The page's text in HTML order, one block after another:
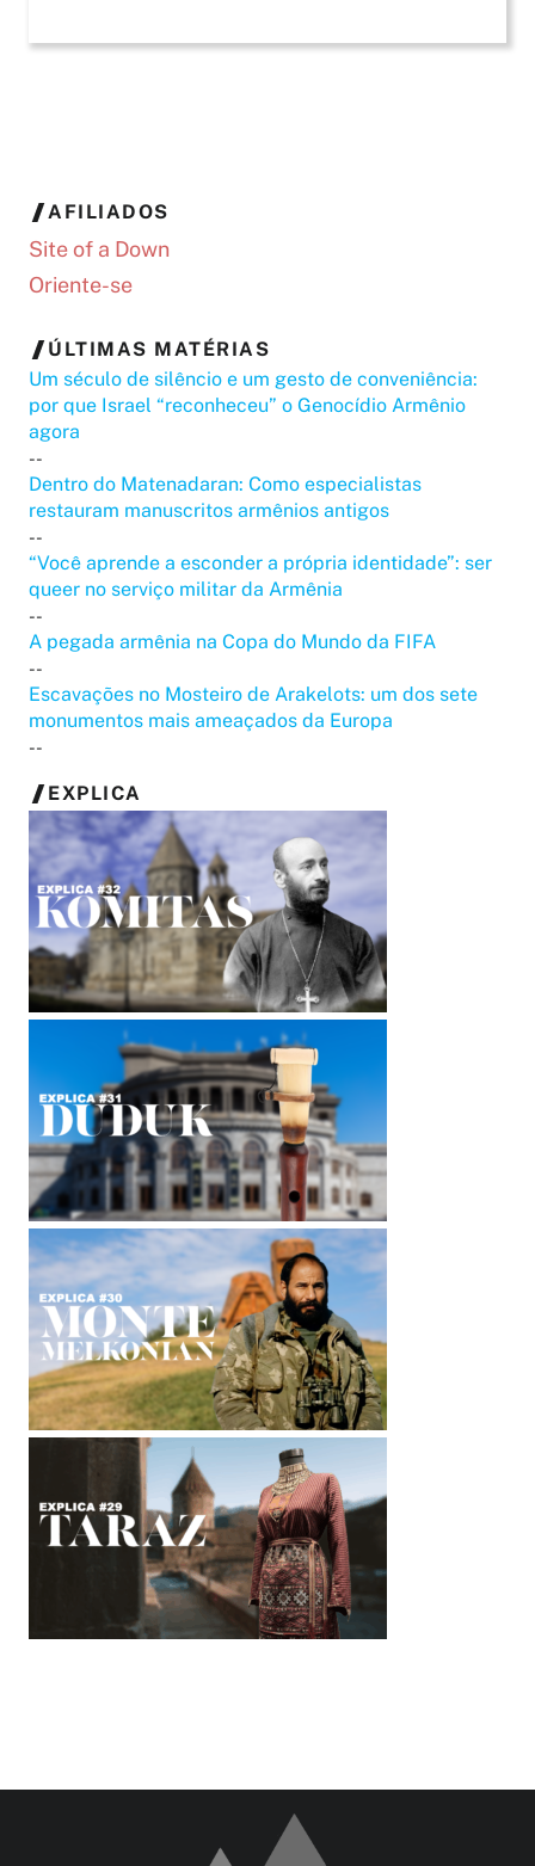
AFILIADOS
Site of a Down
Oriente-se
ÚLTIMAS MATÉRIAS
Um século de silêncio e um gesto de conveniência:
por que Israel “reconheceu” o Genocídio Armênio
agora
--
Dentro do Matenadaran: Como especialistas
restauram manuscritos armênios antigos
--
“Você aprende a esconder a própria identidade”: ser
queer no serviço militar da Armênia
--
A pegada armênia na Copa do Mundo da FIFA
--
Escavações no Mosteiro de Arakelots: um dos sete
monumentos mais ameaçados da Europa
--
EXPLICA